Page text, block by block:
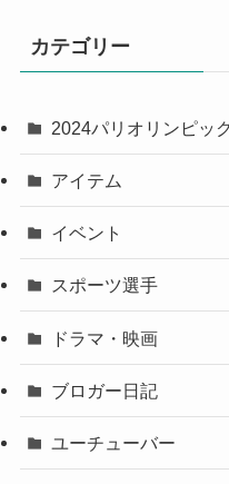
カテゴリー
2024パリオリンピック
アイテム
イベント
スポーツ選手
ドラマ・映画
ブロガー日記
ユーチューバー